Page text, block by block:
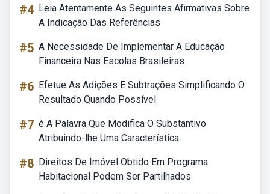
#4 Leia Atentamente As Seguintes Afirmativas Sobre
A Indicação Das Referências
#5 A Necessidade De Implementar A Educação
Financeira Nas Escolas Brasileiras
#6 Efetue As Adições E Subtrações Simplificando O
Resultado Quando Possível
#7 é A Palavra Que Modifica O Substantivo
Atribuindo-lhe Uma Característica
#8 Direitos De Imóvel Obtido Em Programa
Habitacional Podem Ser Partilhados